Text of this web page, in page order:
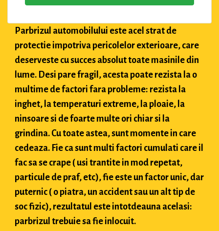
Parbrizul automobilului este acel strat de
protectie impotriva pericolelor exterioare, care
deserveste cu succes absolut toate masinile din
lume. Desi pare fragil, acesta poate rezista la o
multime de factori fara probleme: rezista la
inghet, la temperaturi extreme, la ploaie, la
ninsoare si de foarte multe ori chiar si la
grindina. Cu toate astea, sunt momente in care
cedeaza. Fie ca sunt multi factori cumulati care il
fac sa se crape ( usi trantite in mod repetat,
particule de praf, etc), fie este un factor unic, dar
puternic ( o piatra, un accident sau un alt tip de
soc fizic), rezultatul este intotdeauna acelasi:
parbrizul trebuie sa fie inlocuit.